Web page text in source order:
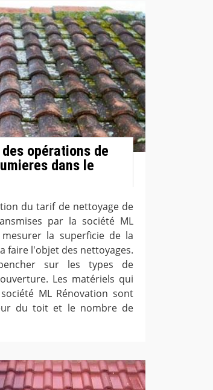
opérations de
dans le
du tarif de nettoyage de
par la société ML
la superficie de la
faire l'objet des nettoyages.
sur les types de
Les matériels qui
ML Rénovation sont
du toit et le nombre de